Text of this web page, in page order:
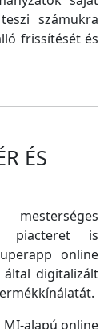
számukra
frissítését és
ÉS
piacteret is
online
által digitalizált
MI-alapú online